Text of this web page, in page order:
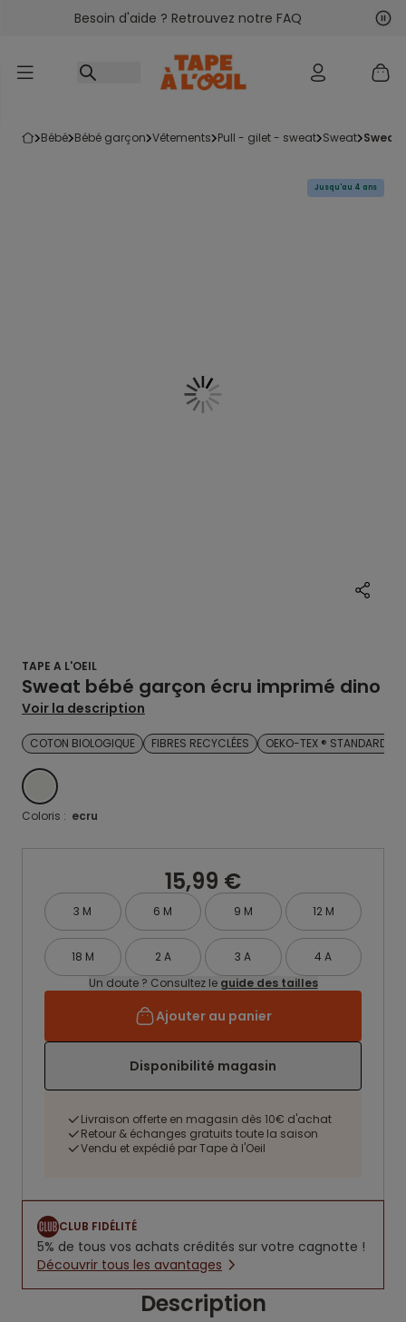
Accéder au contenu
Besoin d'aide ? Retrouvez notre FAQ
bébé bébé garçon vêtements pull - gilet - sweat sweat
Jusqu'au 4 ans
TAPE A L'OEIL
Sweat bébé garçon écru imprimé dino
Voir la description
COTON BIOLOGIQUE FIBRES RECYCLÉES OEKO-TEX ® STANDARD
ECRU
Coloris : ecru
15,99 €
3 M 6 M 9 M 12 M
18 M 2 A 3 A
4 A
Un doute ? Consultez le guide des tailles
Ajouter au panier
Disponibilité magasin
Livraison offerte en magasin dès 10€ d'achat
Retour & échanges gratuits toute la saison
Vendu et expédié par Tape à l'Oeil
CLUB FIDÉLITÉ
5% de tous vos achats crédités sur votre cagnotte !
Découvrir tous les avantages
Description